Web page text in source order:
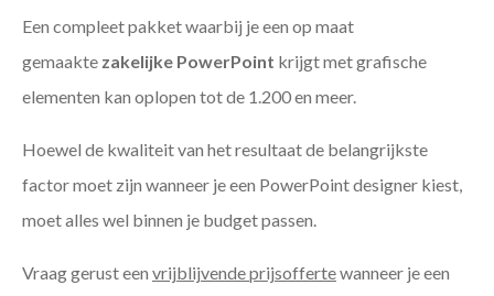
Een compleet pakket waarbij je een op maat
gemaakte zakelijke PowerPoint krijgt met grafische
elementen kan oplopen tot de 1.200 en meer.
Hoewel de kwaliteit van het resultaat de belangrijkste
factor moet zijn wanneer je een PowerPoint designer kiest,
moet alles wel binnen je budget passen.
Vraag gerust een vrijblijvende prijsoffertewanneer je een